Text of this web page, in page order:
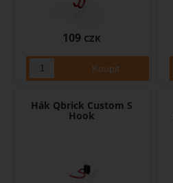
109 CZK
Hák Qbrick Custom S
Hook